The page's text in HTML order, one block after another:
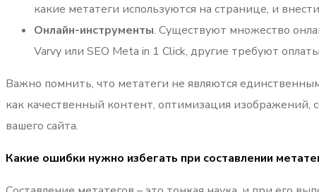
какие метатеги используются на странице, и
Онлайн-инструменты. Существуют множество
Varvy или SEO Meta in 1 Click, другие требуют
Важно помнить, что метатеги не являются
как качественный контент, оптимизация изображений,
вашего сайта.
Какие ошибки нужно избегать при составлении